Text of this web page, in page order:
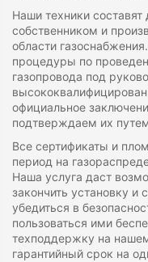
Наши техники
собственником и
области
процедуры по
газопровода под
официальное
подтверждаем их
Все сертификаты и
период на
Наша услуга даст
закончить установку и
убедиться в
пользоваться ими
техподдержку на
гарантийный срок на